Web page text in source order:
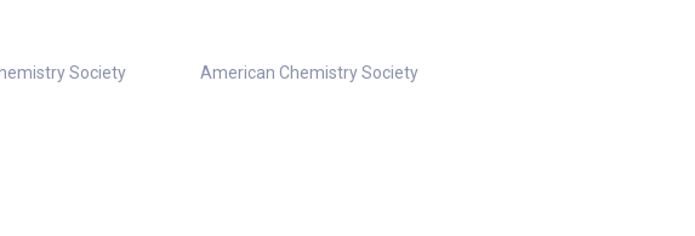
Society American Chemistry Society